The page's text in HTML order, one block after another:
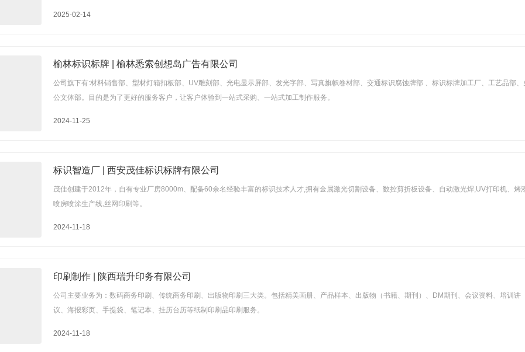
2025-02-14
榆林标识标牌 | 榆林悉索创想岛广告有限公司
公司旗下有:材料销售部、型材灯箱扣板部、UV雕刻部、光电显示屏部、发光字部、写真旗帜卷材部、交通标识腐蚀牌部 、标识标牌加工厂、工艺品部、
公文体部。目的是为了更好的服务客户，让客户体验到一站式采购、一站式加工制作服务。
2024-11-25
标识智造厂 | 西安茂佳标识标牌有限公司
茂佳创建于2012年，自有专业厂房8000m、配备60余名经验丰富的标识技术人才,拥有金属激光切割设备、数控剪折板设备、自动激光焊,UV打印机、烤
喷房喷涂生产线,丝网印刷等。
2024-11-18
印刷制作 | 陕西瑞升印务有限公司
公司主要业务为：数码商务印刷、传统商务印刷、出版物印刷三大类。包括精美画册、产品样本、出版物（书籍、期刊）、DM期刊、会议资料、培训讲
议、海报彩页、手提袋、笔记本、挂历台历等纸制印刷品印刷服务。
2024-11-18